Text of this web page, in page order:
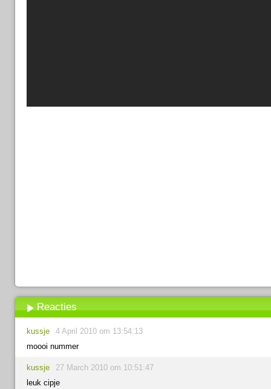
Reacties
kussje
4 April 2010 om 13:54:13
moooi nummer
kussje
27 March 2010 om 10:51:47
leuk cipje